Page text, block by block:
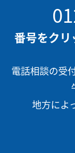
番号をク
電話相談の受
地方によ